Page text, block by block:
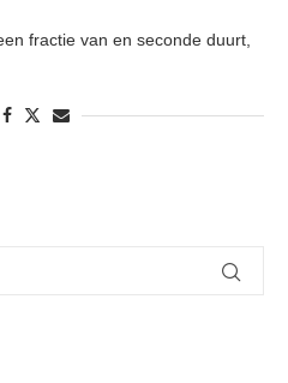
fractie van en seconde duurt,